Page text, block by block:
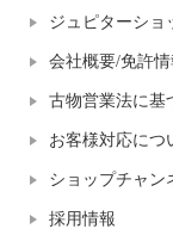
ジュピターショ
会社概要/免許情
古物営業法に基
お客様対応につ
ショップチャン
採用情報